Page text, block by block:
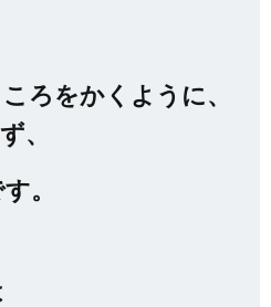
ろをかくように、
、
。